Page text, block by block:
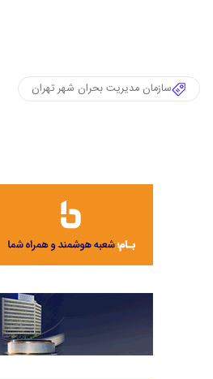
سازمان مدیریت بحران شهر تهران